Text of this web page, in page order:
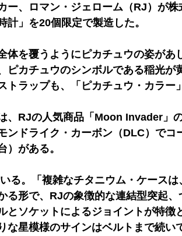
ー、ロマン・ジェローム（RJ）が
計」を20個限定で製造した。
体を覆うようにピカチュウの姿があ
ピカチュウのシンボルである稲光が
トラップも、「ピカチュウ・カラー
、RJの人気商品「Moon Invader」
ンドライク・カーボン（DLC）でコ
）がある。
る。「複雑なチタニウム・ケースは
る形で、RJの象徴的な連結型突起
とソケットによるジョイントが特徴
な星模様のサインはベルトまで続い